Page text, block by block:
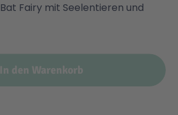
Fairy mit Seelentieren und
In den Warenkorb